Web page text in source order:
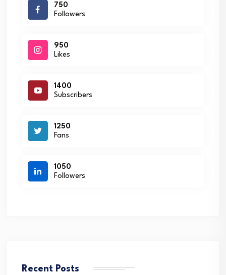
750
Followers
950
Likes
1400
Subscribers
1250
Fans
1050
Followers
Recent Posts